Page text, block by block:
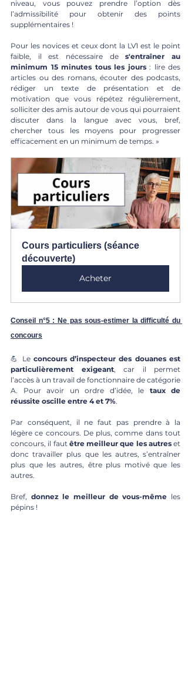
niveau, vous pouvez prendre l’option dès
l’admissibilité pour obtenir des points
supplémentaires !
Pour les novices et ceux dont la LV1 est le point
faible, il est nécessaire de s'entraîner au
minimum 15 minutes tous les jours : lire des
articles ou des romans, écouter des podcasts,
rédiger un texte de présentation et de
motivation que vous répétez régulièrement,
solliciter des amis autour de vous qui pourraient
discuter dans la langue avec vous, bref,
chercher tous les moyens pour progresser
efficacement en un minimum de temps. »
Cours particuliers (séance
découverte)
Acheter
Conseil n°5 : Ne pas sous-estimer la difficulté du
concours
💪 Le concours d’inspecteur des douanes est
particulièrement exigeant, car il permet
l’accès à un travail de fonctionnaire de catégorie
A. Pour avoir un ordre d’idée, le taux de
réussite oscille entre 4 et 7%.
Par conséquent, il ne faut pas prendre à la
légère ce concours. De plus, comme dans tout
concours, il faut être meilleur que les autres et
donc travailler plus que les autres, s’entraîner
plus que les autres, être plus motivé que les
autres.
Bref, donnez le meilleur de vous-même les
pépins !